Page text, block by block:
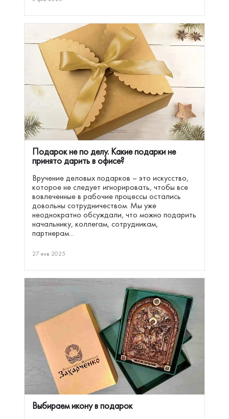
Подарок не по делу. Какие подарки не
принято дарить в офисе?
Вручение деловых подарков – это искусство,
которое не следует игнорировать, чтобы все
вовлеченные в рабочие процессы остались
довольны сотрудничеством. Мы уже
неоднократно обсуждали, что можно подарить
начальнику, коллегам, сотрудникам,
партнерам...
27 янв 2025
Выбираем икону в подарок